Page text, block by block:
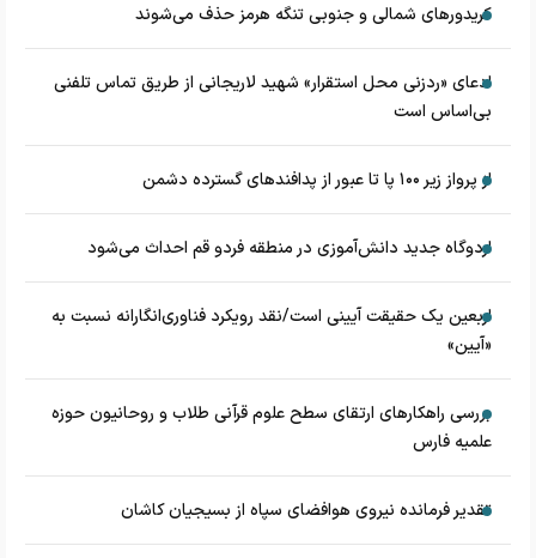
کریدورهای شمالی و جنوبی تنگه هرمز حذف می‌شوند
ادعای «ردزنی محل استقرار» شهید لاریجانی از طریق تماس تلفنی
بی‌اساس است
از پرواز زیر ۱۰۰ پا تا عبور از پدافند‌های گسترده دشمن
اردوگاه جدید دانش‌آموزی در منطقه فردو قم احداث می‌شود
اربعین یک حقیقت آیینی است/نقد رویکرد فناوری‌انگارانه نسبت به
«آیین»
بررسی راهکارهای ارتقای سطح علوم قرآنی طلاب و روحانیون حوزه
علمیه فارس
تقدیر فرمانده نیروی هوافضای سپاه از بسیجیان کاشان